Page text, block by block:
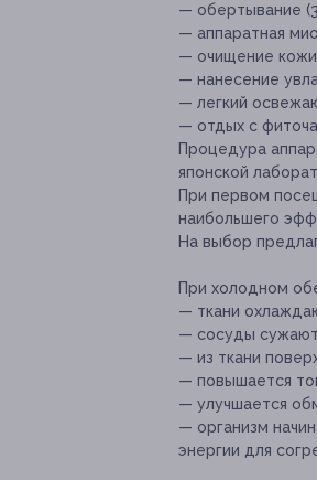
— обертывание
— аппаратная
— очищение кожи
— нанесение
— легкий
— отдых с
Процедура
японской
При первом
наибольшего
На выбор
При холодном
— ткани
— сосуды
— из ткани
— повышается
— улучшается
— организм
энергии для